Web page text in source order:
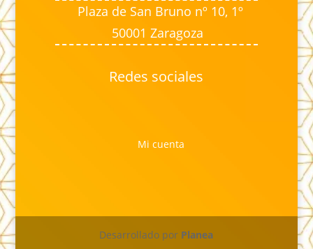
Plaza de San Bruno nº 10, 1º
50001 Zaragoza
Redes sociales
Mi cuenta
Desarrollado por Planea